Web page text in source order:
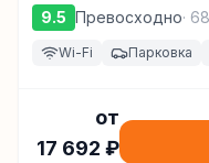
9.5 Превосходно· 68
Wi-Fi Парковка
от
17 692 ₽